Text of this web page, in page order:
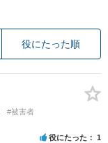
役にたった順
#被害者
役にたった 1